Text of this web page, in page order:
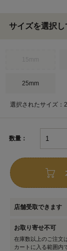
サイズを選択
25mm
選択されたサイズ：
数量：
店舗受取できます
お取り寄せ不可
在庫数以上のご注文
カートに入る範囲内